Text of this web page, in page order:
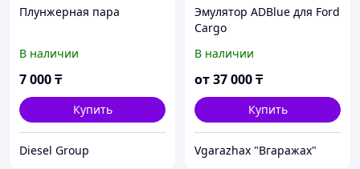
Плунжерная пара
В наличии
7 000₸
Купить
Diesel Group
Эмулятор ADBlue для Ford
Cargo
В наличии
от37 000₸
Купить
Vgarazhax "Вгаражах"